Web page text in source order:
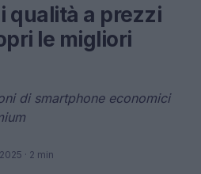
qualità a prezzi
le migliori
di smartphone economici
· 2 min